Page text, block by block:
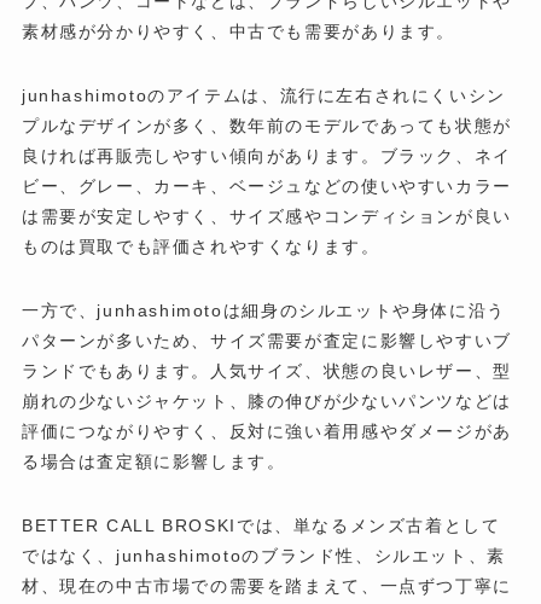
素材感が分かりやすく、中古でも需要があります。
junhashimotoのアイテムは、流行に左右されにくいシン
プルなデザインが多く、数年前のモデルであっても状態が
良ければ再販売しやすい傾向があります。ブラック、ネイ
ビー、グレー、カーキ、ベージュなどの使いやすいカラー
は需要が安定しやすく、サイズ感やコンディションが良い
ものは買取でも評価されやすくなります。
一方で、junhashimotoは細身のシルエットや身体に沿う
パターンが多いため、サイズ需要が査定に影響しやすいブ
ランドでもあります。人気サイズ、状態の良いレザー、型
崩れの少ないジャケット、膝の伸びが少ないパンツなどは
評価につながりやすく、反対に強い着用感やダメージがあ
る場合は査定額に影響します。
BETTER CALL BROSKIでは、単なるメンズ古着として
ではなく、junhashimotoのブランド性、シルエット、素
材、現在の中古市場での需要を踏まえて、一点ずつ丁寧に